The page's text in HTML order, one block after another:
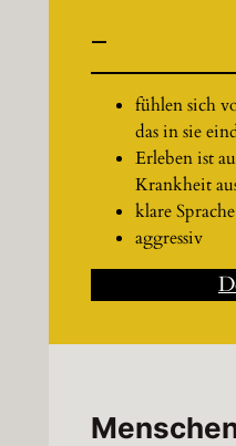
—
fühlen sich
das in sie
Erleben ist
Krankheit
klare Sprache
aggressiv